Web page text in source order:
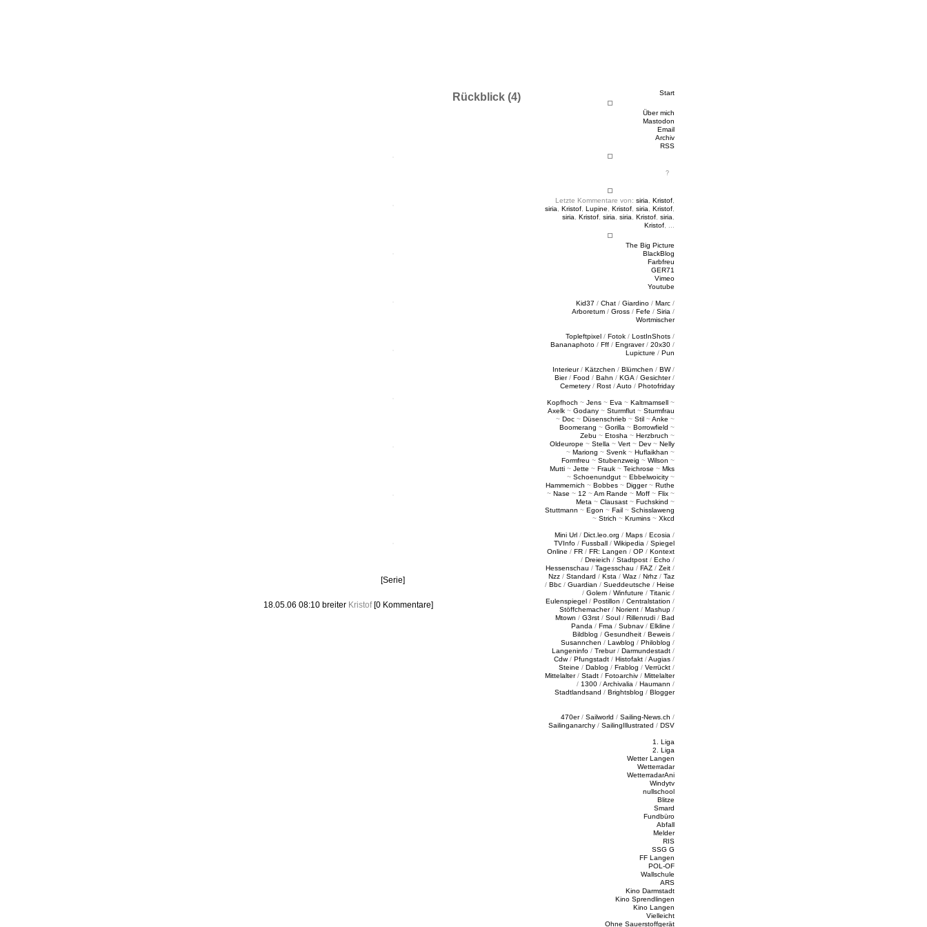
Start
Über mich
Mastodon
Email
Archiv
RSS
Letzte Kommentare von: siria Kristof
siria
Kristof Lupine Kristof siria Kristof
siria
Kristof siria siria Kristof siria
Kristof
The Big Picture
BlackBlog
Farbfreu
GER71
Vimeo
Youtube
Kid37 / Chat / Giardino / Marc /
Arboretum / Gross / Fefe / Siria /
Wortmischer
Topleftpixel / Fotok / LostInShots /
Bananaphoto / Fff / Engraver/ 20x30 /
Lupicture / Pun
Interieur/ Kätzchen / Blümchen / BW/
Bier/ Food / Bahn / KGA / Gesichter/
Cemetery / Rost /Auto / Photofriday
Kopfhoch ~ Jens ~ Eva ~ Kaltmamsell ~
Axelk ~ Godany ~ Sturmflut ~ Sturmfrau
~ Doc ~ Düsenschrieb ~ Stil ~Anke ~
Boomerang ~ Gorilla ~ Borrowfield ~
Zebu ~ Etosha ~ Herzbruch ~
Oldeurope ~ Stella ~ Vert ~ Dev ~ Nelly
~ Mariong ~ Svenk ~ Huflaikhan ~
Formfreu ~ Stubenzweig ~ Wilson ~
Mutti ~ Jette ~ Frauk ~ Teichrose ~ Mks
~ Schoenundgut ~ Ebbelwoicity ~
Hammernich ~ Bobbes ~ Digger~ Ruthe
~ Nase ~ 12 ~Am Rande ~ Moff ~ Flix ~
Meta ~ Clausast ~ Fuchskind ~
Stuttmann ~ Egon ~ Fail ~ Schisslaweng
~ Strich ~ Krumins ~ Xkcd
Mini Url / Dict.leo.org / Maps / Ecosia /
TVInfo / Fussball / Wikipedia / Spiegel
Online / FR / FR: Langen / OP / Kontext
/ Dreieich / Stadtpost / Echo /
Hessenschau / Tagesschau / FAZ / Zeit /
Nzz / Standard / Ksta / Waz / Nrhz / Taz
/ Bbc / Guardian / Sueddeutsche / Heise
/ Golem / Winfuture / Titanic /
Eulenspiegel / Postillon / Centralstation /
Stöffchemacher/ Norient / Mashup /
Mtown / G3rst / Soul / Rillenrudi / Bad
Panda / Fma / Subnav / Elkline /
Bildblog / Gesundheit / Beweis /
Susannchen / Lawblog / Philoblog /
Langeninfo / Trebur/ Darmundestadt /
Cdw/ Pfungstadt / Histofakt /Augias /
Steine / Dablog / Frablog / Verrückt /
Mittelalter/ Stadt / Fotoarchiv / Mittelalter
/ 1300 /Archivalia / Haumann /
Stadtlandsand / Brightsblog / Blogger
470er/ Sailworld / Sailing-News.ch /
Sailinganarchy / SailingIllustrated / DSV
1. Liga
2. Liga
Wetter Langen
Wetterradar
WetterradarAni
Windytv
nullschool
Blitze
Smard
Fundbüro
Abfall
Melder
RIS
SSG G
FF Langen
POL-OF
Wallschule
ARS
Kino Darmstadt
Kino Sprendlingen
Kino Langen
Vielleicht
Ohne Sauerstoffgerät
Rückblick (4)
[Serie]
18.05.06 08:10 breiter Kristof [0 Kommentare]